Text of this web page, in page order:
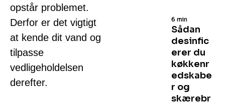
opstår problemet.
Derfor er det vigtigt
at kende dit vand og
tilpasse
vedligeholdelsen
derefter.
Sådan
desinfic
erer du
køkkenr
edskabe
r og
skærebr
6 min